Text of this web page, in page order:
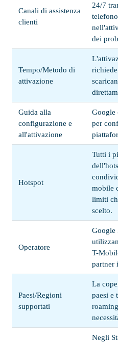
Canali di assistenza
clienti
24/7
dei
Tempo/Metodo di
attivazione
Guida alla
configurazione e
all'attivazione
Google
per
Hotspot
Tutti i
mobile
limiti
scelto.
Operatore
Google
T-
partner
Paesi/Regioni
supportati
La
paesi e
Negli